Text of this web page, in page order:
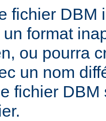
fichier DBM
format
ou pourra
un nom
fichier